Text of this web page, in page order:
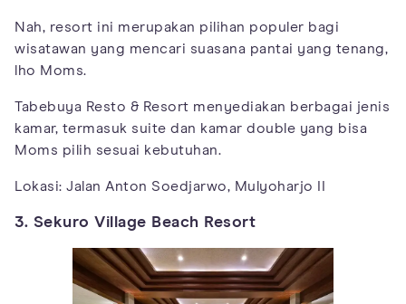
Nah, resort ini merupakan pilihan populer bagi
wisatawan yang mencari suasana pantai yang tenang,
lho Moms.
Tabebuya Resto & Resort menyediakan berbagai jenis
kamar, termasuk suite dan kamar double yang bisa
Moms pilih sesuai kebutuhan.
Lokasi: Jalan Anton Soedjarwo, Mulyoharjo II
3. Sekuro Village Beach Resort